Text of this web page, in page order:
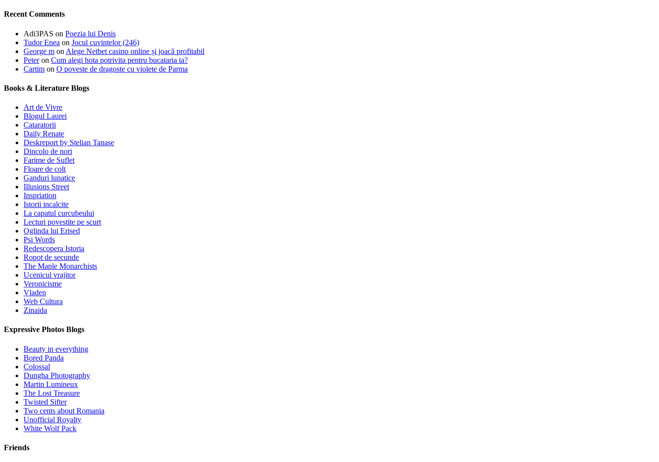
Recent Comments
Adi3PAS on Poezia lui Denis
Tudor Enea on Jocul cuvintelor (246)
George m on Alege Netbet casino online și joacă profitabil
Peteron Cum alegi hota potrivita pentru bucataria ta?
Cartim on O poveste de dragoste cu violete de Parma
Books & Literature Blogs
Art de Vivre
Blogul Laurei
Cataratorii
Daily Renate
Deskreport by Stelian Tanase
Dincolo de nori
Farime de Suflet
Floare de colt
Ganduri lunatice
Illusions Street
Inspriation
Istorii incalcite
La capatul curcubeului
Lecturi povestite pe scurt
Oglinda lui Erised
Psi Words
Redescopera Istoria
Ropot de secunde
The Maple Monarchists
Ucenicul vrajitor
Veronicisme
Vladen
Web Cultura
Zinaida
Expressive Photos Blogs
Beauty in everything
Bored Panda
Colossal
Dungha Photography
Martin Lumineux
The Lost Treasure
Twisted Sifter
Two cents about Romania
Unofficial Royalty
White Wolf Pack
Friends